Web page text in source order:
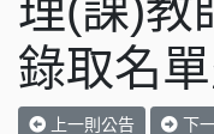
理(課)教
錄取名
上一則公告 下